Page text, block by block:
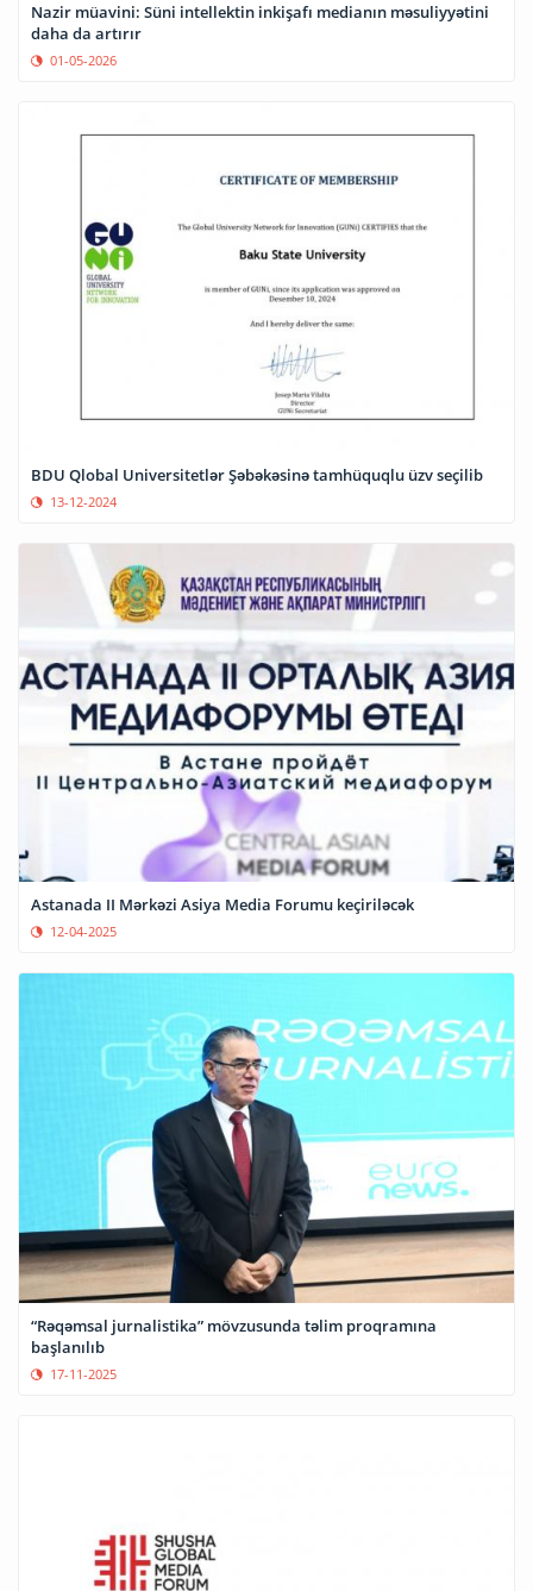
Nazir müavini: Süni intellektin inkişafı medianın məsuliyyətini
daha da artırır
01-05-2026
BDU Qlobal Universitetlər Şəbəkəsinə tamhüquqlu üzv seçilib
13-12-2024
Astanada II Mərkəzi Asiya Media Forumu keçiriləcək
12-04-2025
“Rəqəmsal jurnalistika” mövzusunda təlim proqramına
başlanılıb
17-11-2025